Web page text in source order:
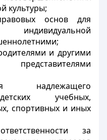
культуры;
основ для
и другими
надлежащего
учебных,
спортивных и иных
за